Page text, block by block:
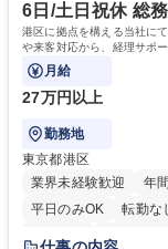
6日/土日祝休 総務
港区に拠点を構える当社に
や来客対応から、経理サポ
で、幅広く組織を支える役割
月給
27万円以上
勤務地
東京都港区
業界未経験歓迎
年
平日のみOK
転勤な
賞与あり
完全週休2